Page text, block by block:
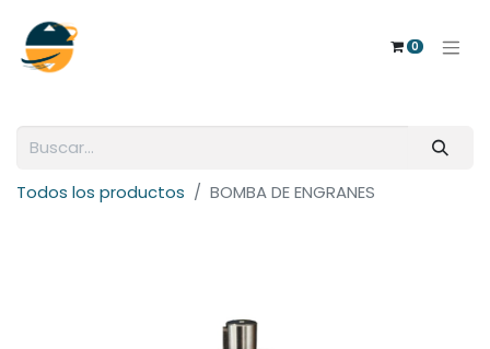
0
Todos los productos BOMBA DE ENGRANES